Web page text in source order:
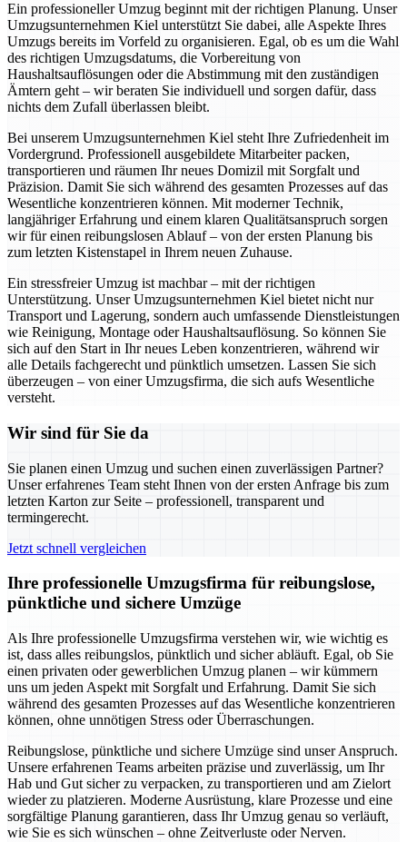
Ein professioneller Umzug beginnt mit der richtigen Planung. Unser
Umzugsunternehmen Kiel unterstützt Sie dabei, alle Aspekte Ihres
Umzugs bereits im Vorfeld zu organisieren. Egal, ob es um die Wahl
des richtigen Umzugsdatums, die Vorbereitung von
Haushaltsauflösungen oder die Abstimmung mit den zuständigen
Ämtern geht – wir beraten Sie individuell und sorgen dafür, dass
nichts dem Zufall überlassen bleibt.
Bei unserem Umzugsunternehmen Kiel steht Ihre Zufriedenheit im
Vordergrund. Professionell ausgebildete Mitarbeiter packen,
transportieren und räumen Ihr neues Domizil mit Sorgfalt und
Präzision. Damit Sie sich während des gesamten Prozesses auf das
Wesentliche konzentrieren können. Mit moderner Technik,
langjähriger Erfahrung und einem klaren Qualitätsanspruch sorgen
wir für einen reibungslosen Ablauf – von der ersten Planung bis
zum letzten Kistenstapel in Ihrem neuen Zuhause.
Ein stressfreier Umzug ist machbar – mit der richtigen
Unterstützung. Unser Umzugsunternehmen Kiel bietet nicht nur
Transport und Lagerung, sondern auch umfassende Dienstleistungen
wie Reinigung, Montage oder Haushaltsauflösung. So können Sie
sich auf den Start in Ihr neues Leben konzentrieren, während wir
alle Details fachgerecht und pünktlich umsetzen. Lassen Sie sich
überzeugen – von einer Umzugsfirma, die sich aufs Wesentliche
versteht.
Wir sind für Sie da
Sie planen einen Umzug und suchen einen zuverlässigen Partner?
Unser erfahrenes Team steht Ihnen von der ersten Anfrage bis zum
letzten Karton zur Seite – professionell, transparent und
termingerecht.
Jetzt schnell vergleichen
Ihre professionelle Umzugsfirma für reibungslose,
pünktliche und sichere Umzüge
Als Ihre professionelle Umzugsfirma verstehen wir, wie wichtig es
ist, dass alles reibungslos, pünktlich und sicher abläuft. Egal, ob Sie
einen privaten oder gewerblichen Umzug planen – wir kümmern
uns um jeden Aspekt mit Sorgfalt und Erfahrung. Damit Sie sich
während des gesamten Prozesses auf das Wesentliche konzentrieren
können, ohne unnötigen Stress oder Überraschungen.
Reibungslose, pünktliche und sichere Umzüge sind unser Anspruch.
Unsere erfahrenen Teams arbeiten präzise und zuverlässig, um Ihr
Hab und Gut sicher zu verpacken, zu transportieren und am Zielort
wieder zu platzieren. Moderne Ausrüstung, klare Prozesse und eine
sorgfältige Planung garantieren, dass Ihr Umzug genau so verläuft,
wie Sie es sich wünschen – ohne Zeitverluste oder Nerven.